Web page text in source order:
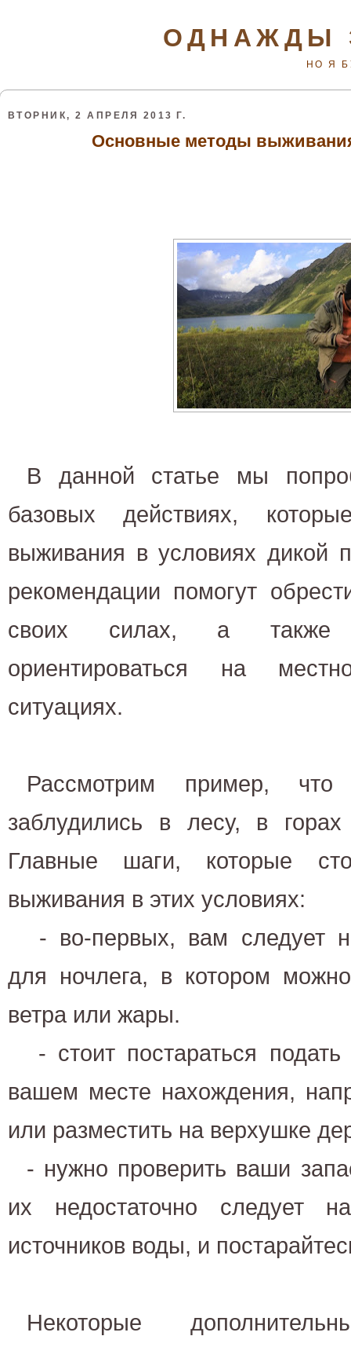
ОДНАЖДЫ
НО Я
ВТОРНИК, 2 АПРЕЛЯ 2013 Г.
Основные методы
В данной статье мы
базовых действиях,
выживания в условиях дикой
рекомендации помогут
своих силах, а также
ориентироваться на
ситуациях.
Рассмотрим пример,
заблудились в лесу, в
Главные шаги, которые
выживания в этих условиях:
- во-первых, вам следует
для ночлега, в котором
ветра или жары.
- стоит постараться
вашем месте нахождения,
или разместить на верхушке
- нужно проверить ваши
их недостаточно следует
источников воды, и
Некоторые